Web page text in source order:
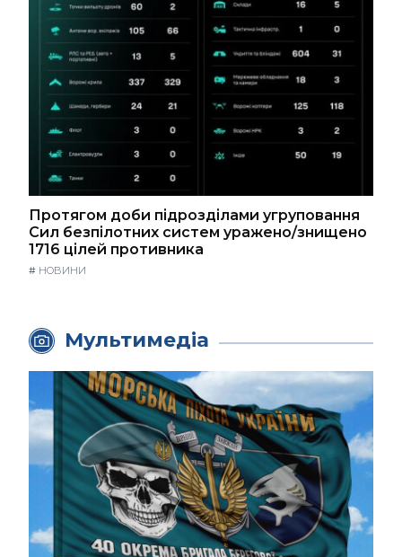
Протягом доби підрозділами угруповання
Сил безпілотних систем уражено/знищено
1716 цілей противника
# НОВИНИ
Мультимедіа